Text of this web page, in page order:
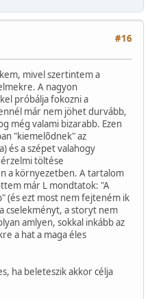
#16
mivel szertintem a
A nagyon
próbálja fokozni a
már nem jöhet durvább,
még valami bizarabb. Ezen
"kiemelõdnek" az
és a szépet valahogy
töltése
a környezetben. A tartalom
már L mondtatok: "A
(és ezt most nem fejteném ik
cselekményt, a storyt nem
amlyen, sokkal inkább az
a hat a maga éles
ha beleteszik akkor célja